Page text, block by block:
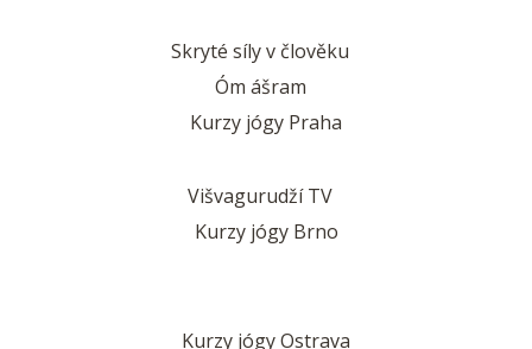
Skryté síly v člověku
Óm ášram
Kurzy jógy Praha
Višvagurudží TV
Kurzy jógy Brno
Kurzy jógy Ostrava